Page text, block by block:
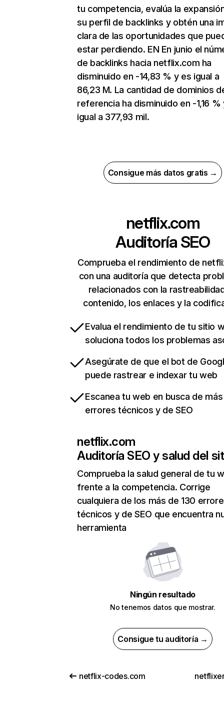
tu competencia, evalúa la
su perfil de backlinks y obtén una
clara de las oportunidades que
estar perdiendo. EN En junio el
de backlinks hacia netflix.com ha
disminuido en -14,83 % y es igual a
86,23 M. La cantidad de dominios
referencia ha disminuido en -1,16 %
igual a 377,93 mil.
Consigue más datos gratis →
netflix.com
Auditoría SEO
Comprueba el rendimiento de
con una auditoría que detecta
relacionados con la
contenido, los enlaces y la
Evalua el rendimiento de tu sitio
soluciona todos los problemas
Asegúrate de que el bot de
puede rastrear e indexar tu web
Escanea tu web en busca de
errores técnicos y de SEO
netflix.com
Auditoría SEO y salud del
Comprueba la salud general de tu
frente a la competencia. Corrige
cualquiera de los más de 130
técnicos y de SEO que encuentra
herramienta
Ningún resultado
No tenemos datos que mostrar.
Consigue tu auditoría →
netflix-codes.com